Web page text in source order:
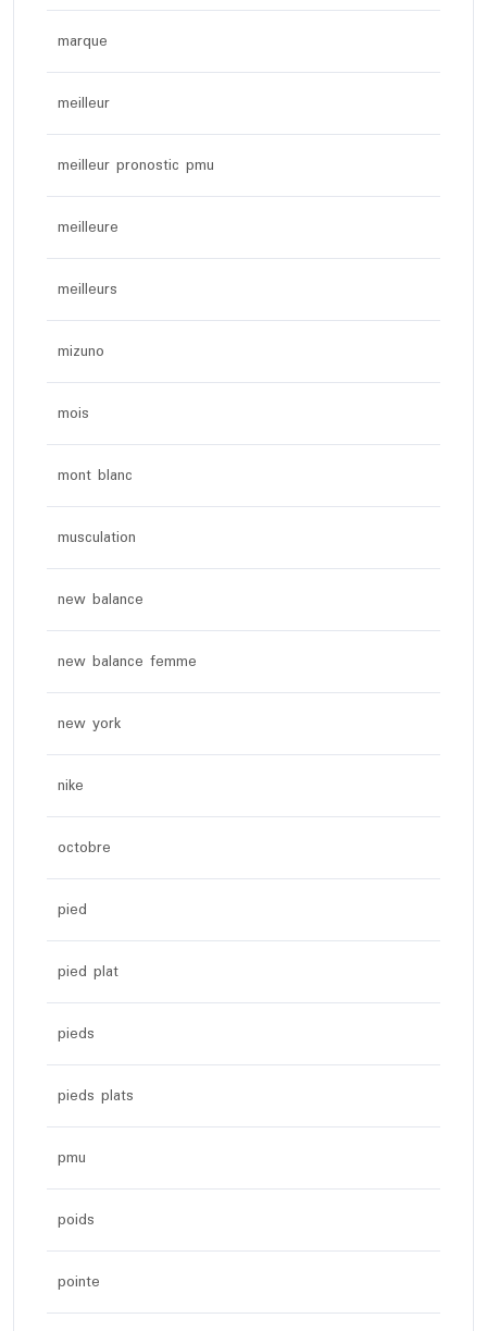
marque
meilleur
meilleur pronostic pmu
meilleure
meilleurs
mizuno
mois
mont blanc
musculation
new balance
new balance femme
new york
nike
octobre
pied
pied plat
pieds
pieds plats
pmu
poids
pointe